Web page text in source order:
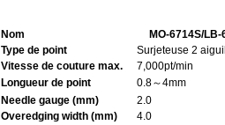
Nom
MO-6714S/LB-
Type de point
Surjeteuse 2
Vitesse de couture max.
7,000pt/min
Longueur de point
0.8～4mm
Needle gauge (mm)
2.0
Overedging width (mm)
4.0